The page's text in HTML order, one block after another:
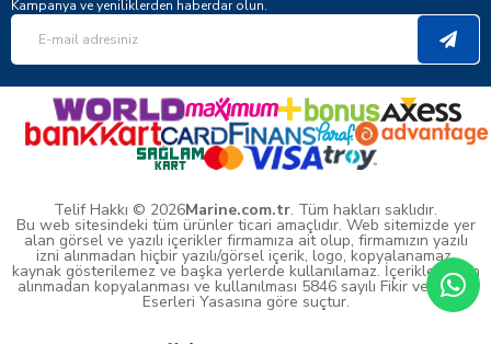
Kampanya ve yeniliklerden haberdar olun.
Telif Hakkı © 2026Marine.com.tr. Tüm hakları saklıdır.
Bu web sitesindeki tüm ürünler ticari amaçlıdır. Web sitemizde yer
alan görsel ve yazılı içerikler firmamıza ait olup, firmamızın yazılı
izni alınmadan hiçbir yazılı/görsel içerik, logo, kopyalanamaz,
kaynak gösterilemez ve başka yerlerde kullanılamaz. İçeriklerin izin
alınmadan kopyalanması ve kullanılması 5846 sayılı Fikir ve Sanat
Eserleri Yasasına göre suçtur.